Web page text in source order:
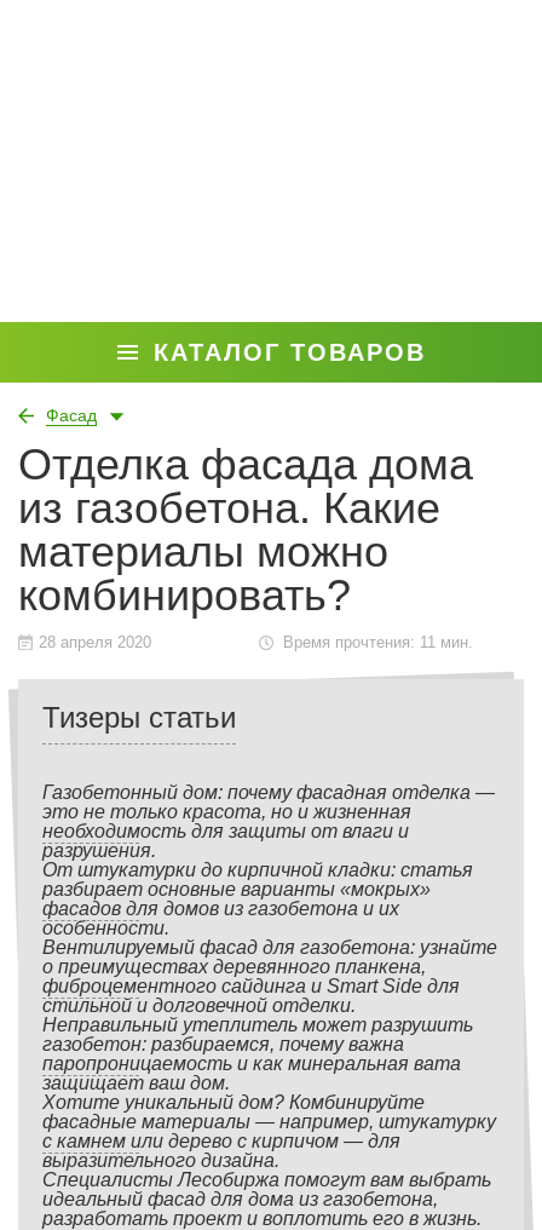
КАТАЛОГ ТОВАРОВ
Фасад
Отделка фасада дома
из газобетона. Какие
материалы можно
комбинировать?
28 апреля 2020 Время прочтения: 11 мин.
Тизеры статьи
Газобетонный дом: почему фасадная отделка —
это не только красота, но и жизненная
необходимость для защиты от влаги и
разрушения.
От штукатурки до кирпичной кладки: статья
разбирает основные варианты «мокрых»
фасадов для домов из газобетона и их
особенности.
Вентилируемый фасад для газобетона: узнайте
о преимуществах деревянного планкена,
фиброцементного сайдинга и Smart Side для
стильной и долговечной отделки.
Неправильный утеплитель может разрушить
газобетон: разбираемся, почему важна
паропроницаемость и как минеральная вата
защищает ваш дом.
Хотите уникальный дом? Комбинируйте
фасадные материалы — например, штукатурку
с камнем или дерево с кирпичом — для
выразительного дизайна.
Специалисты Лесобиржа помогут вам выбрать
идеальный фасад для дома из газобетона,
разработать проект и воплотить его в жизнь.